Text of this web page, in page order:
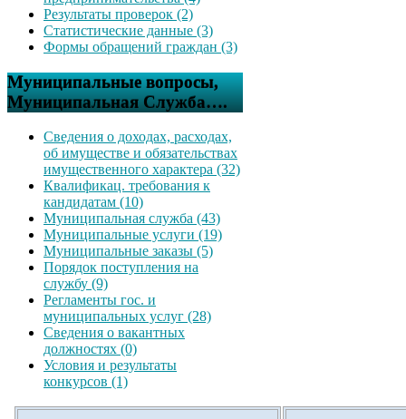
Результаты проверок (2)
Статистические данные (3)
Формы обращений граждан (3)
Муниципальные вопросы,
Муниципальная Служба….
Сведения о доходах, расходах,
об имуществе и обязательствах
имущественного характера (32)
Квалификац. требования к
кандидатам (10)
Муниципальная служба (43)
Муниципальные услуги (19)
Муниципальные заказы (5)
Порядок поступления на
службу (9)
Регламенты гос. и
муниципальных услуг (28)
Сведения о вакантных
должностях (0)
Условия и результаты
конкурсов (1)